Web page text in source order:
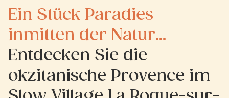
Ein Stück Paradies
inmitten der Natur...
Entdecken Sie die
okzitanische Provence im